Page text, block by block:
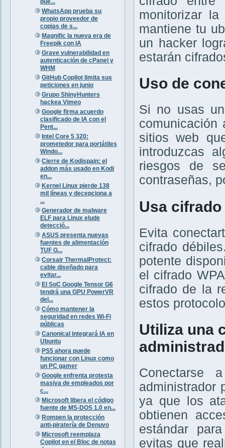
WhatsApp prueba su
propio proveedor de
copias de s...
Magnific la nueva era de
Freepik con IA
Grave vulnerabilidad en
autenticación de cPanel y
WHM
GitHub Copilot limita sus
peticiones en junio
Grupo ShinyHunters
hackea Vimeo
Google firma acuerdo
clasificado de IA con el
Pent...
Intel Core 5 320:
prometedor para portátiles
Windo...
Cierre de Kodispain: el
addon más usado en Kodi
en...
Kernel Linux pierde 138
mil líneas y decepciona a
...
Generador de malware
ELF para Linux elude
detecció...
ASUS presenta nuevas
fuentes de alimentación
TUF G...
Corsair ThermalProtect:
cable diseñado para
evitar...
El SoC Google Tensor G6
tendrá una GPU PowerVR
del...
Cómo mantener la
seguridad en redes Wi-Fi
públicas
Canonical integrará IA en
Ubuntu
PS5 ahora puede
funcionar con Linux como
un PC gamer
Google enfrenta protesta
masiva de empleados por
c...
Microsoft libera el código
fuente de MS-DOS 1.0 en...
Rompen la protección
anti-piratería de Denuvo
Microsoft reemplaza
Copilot en el Bloc de notas
monitorizar
mantiene tu
un hacker
estarán
Uso de
Si no usas
comunicación
sitios web
introduzcas
riesgos de
contraseñas,
Usa
Evita
cifrado
potente
el cifrado
cifrado de la
estos
Utiliza una
Conectarse
administrador
ya que los
obtienen
estándar
evitas que